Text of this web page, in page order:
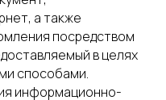
а также
посредством
в целях
способами.
информационно-